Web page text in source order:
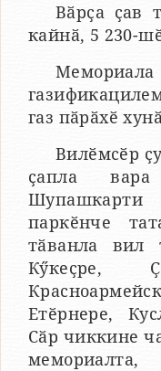
Вӑрҫа ҫав
кайнӑ, 5 230-
газ пӑрӑхӗ
Вилӗмсӗр
ҫапла
Шупашкарти
паркӗнче
тӑванла вил
Кӳкеҫре,
Етӗрнере,
Сӑр чиккине